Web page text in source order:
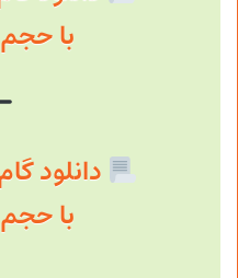
با حجم 2 مگابایت
با حجم 2 مگابایت